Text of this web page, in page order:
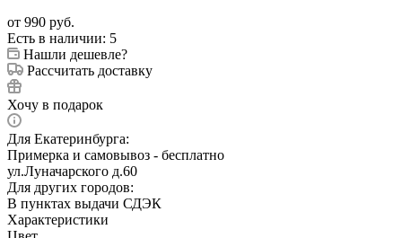
от 990 руб.
Есть в наличии: 5
Нашли дешевле?
Рассчитать доставку
Хочу в подарок
Для Екатеринбурга:
Примерка и самовывоз - бесплатно
ул.Луначарского д.60
Для других городов:
В пунктах выдачи СДЭК
Характеристики